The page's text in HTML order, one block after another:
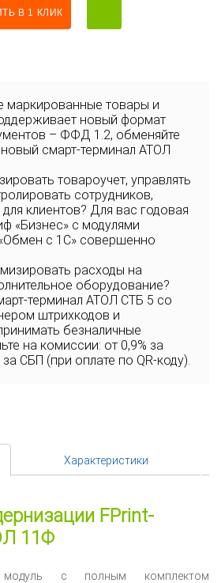
В 1 КЛИК
маркированные товары и
новый формат
– ФФД 1.2, обменяйте
смарт-терминал АТОЛ
товароучет, управлять
сотрудников,
клиентов? Для вас годовая
«Бизнес» с модулями
с 1С» совершенно
расходы на
оборудование?
терминал АТОЛ СТБ 5 со
штрихкодов и
безналичные
на комиссии: от 0,9% за
за СБП (при оплате по QR-коду).
Характеристики
FPrint-
11Ф
модуль с полным комплектом